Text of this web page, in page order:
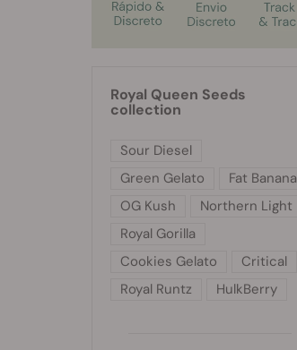
Royal Queen Seeds
collection
Sour Diesel
Green Gelato
Fat Banana
OG Kush
Northern Light
Royal Gorilla
Cookies Gelato
Critical
Royal Runtz
HulkBerry